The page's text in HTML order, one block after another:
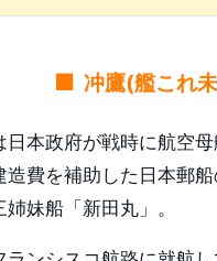
冲鷹(艦これ
日本政府が戦時に航空
造費を補助した日本郵
姉妹船「新田丸」。